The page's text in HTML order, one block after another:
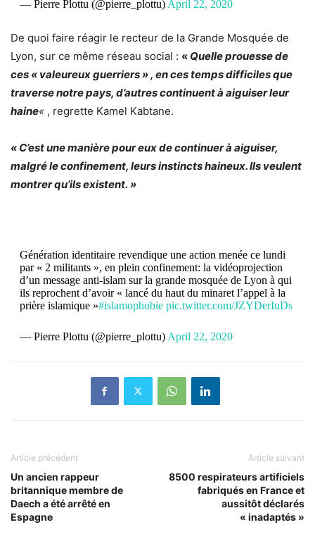
— Pierre Plottu (@pierre_plottu) April 22, 2020
De quoi faire réagir le recteur de la Grande Mosquée de
Lyon, sur ce même réseau social : « Quelle prouesse de
ces « valeureux guerriers » , en ces temps difficiles que
traverse notre pays, d’autres continuent à aiguiser leur
haine« , regrette Kamel Kabtane.
« C’est une manière pour eux de continuer à aiguiser,
malgré le confinement, leurs instincts haineux. Ils veulent
montrer qu’ils existent. »
Génération identitaire revendique une action menée ce lundi
par « 2 militants », en plein confinement: la vidéoprojection
d’un message anti-islam sur la grande mosquée de Lyon à qui
ils reprochent d’avoir « lancé du haut du minaret l’appel à la
prière islamique »#islamophobie pic.twitter.com/JZYDerIuDs
— Pierre Plottu (@pierre_plottu) April 22, 2020
Article précédent
Un ancien rappeur
britannique membre de
Daech a été arrêté en
Espagne
Article suivant
8500 respirateurs artificiels
fabriqués en France et
aussitôt déclarés
« inadaptés »